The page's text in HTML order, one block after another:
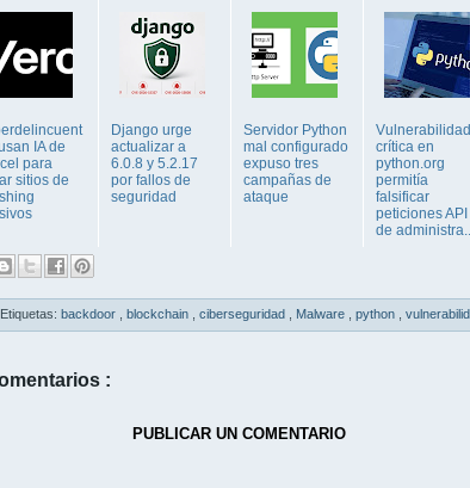
IA de
para
sitios de
Django urge
actualizar a
6.0.8 y 5.2.17
por fallos de
seguridad
Servidor Python
mal configurado
expuso tres
campañas de
ataque
Vulnerabilidad
crítica en
python.org
permitía
falsificar
peticiones API
de
Etiquetas: backdoor blockchain ciberseguridad Malware python
:
PUBLICAR UN COMENTARIO